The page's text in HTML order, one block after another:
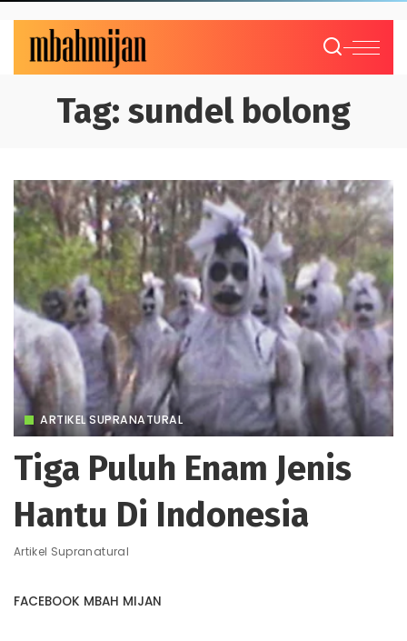
Tag: sundel bolong
ARTIKEL SUPRANATURAL
Tiga Puluh Enam Jenis
Hantu Di Indonesia
Artikel Supranatural
FACEBOOK MBAH MIJAN